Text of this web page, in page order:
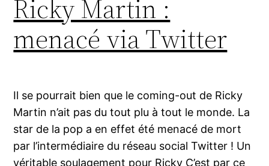
Ricky Martin :
menacé via Twitter
Il se pourrait bien que le coming-out de Ricky
Martin n’ait pas du tout plu à tout le monde. La
star de la pop a en effet été menacé de mort
par l’intermédiaire du réseau social Twitter ! Un
véritable soulagement pour Ricky C’est par ce